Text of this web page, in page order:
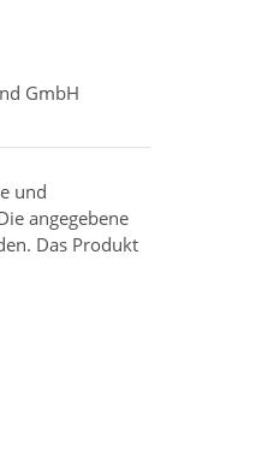
GmbH
und
angegebene
Das Produkt